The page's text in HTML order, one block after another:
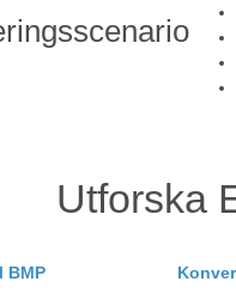
Utforska
BMP